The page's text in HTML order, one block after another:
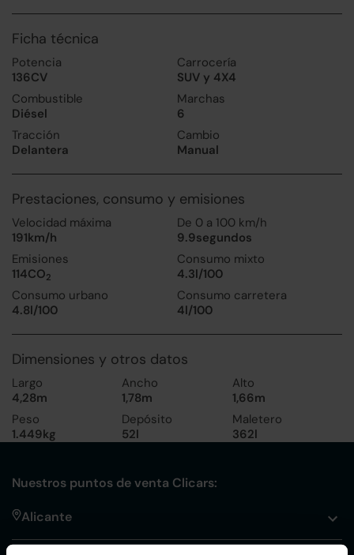
Ficha técnica
Potencia
136CV
Carrocería
SUV y 4X4
Combustible
Diésel
Marchas
6
Tracción
Delantera
Cambio
Manual
Prestaciones, consumo y emisiones
Velocidad máxima
191km/h
De 0 a 100 km/h
9.9segundos
Emisiones
114CO2
Consumo mixto
4.3l/100
Consumo urbano
4.8l/100
Consumo carretera
4l/100
Dimensiones y otros datos
Largo
4,28m
Ancho
1,78m
Alto
1,66m
Peso
1.449kg
Depósito
52l
Maletero
362l
Nuestros puntos de venta Clicars:
Alicante